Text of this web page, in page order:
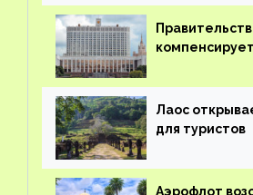
компенсирует
вывоз
Лаос
для туристов
Аэрофлот